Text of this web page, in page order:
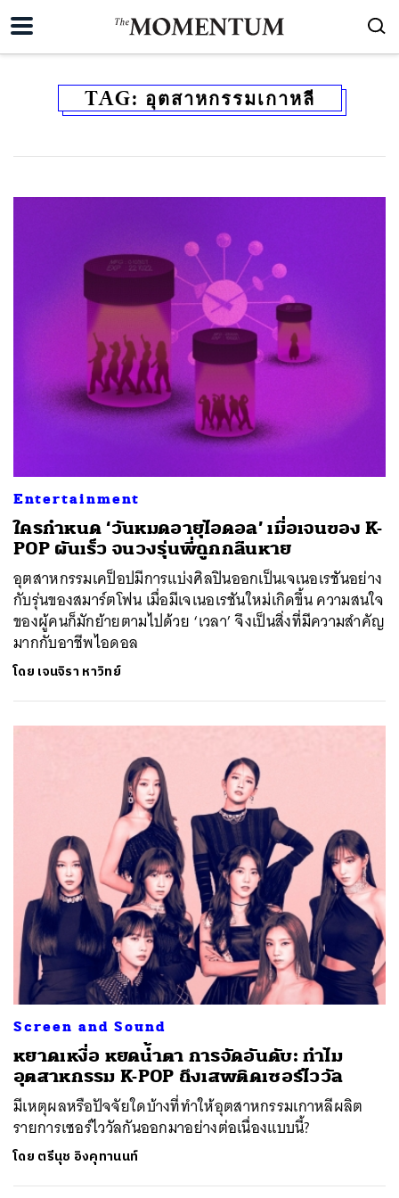
TAG: อุตสาหกรรมเกาหลี
Entertainment
ใครกำหนด ‘วันหมดอายุไอดอล’ เมื่อเจนของ K-
POP ผันเร็ว จนวงรุ่นพี่ถูกกลืนหาย
อุตสาหกรรมเคป็อปมีการแบ่งศิลปินออกเป็นเจเนอเรชันอย่าง
กับรุ่นของสมาร์ตโฟน เมื่อมีเจเนอเรชันใหม่เกิดขึ้น ความสนใจ
ของผู้คนก็มักย้ายตามไปด้วย ‘เวลา’ จึงเป็นสิ่งที่มีความสำคัญ
มากกับอาชีพไอดอล
โดย เจนจิรา หาวิทย์
Screen and Sound
หยาดเหงื่อ หยดน้ำตา การจัดอันดับ: ทำไม
อุตสาหกรรม K-POP ถึงเสพติดเซอร์ไววัล
มีเหตุผลหรือปัจจัยใดบ้างที่ทำให้อุตสาหกรรมเกาหลีผลิต
รายการเซอร์ไววัลกันออกมาอย่างต่อเนื่องแบบนี้?
โดย ตรีนุช อิงคุทานนท์